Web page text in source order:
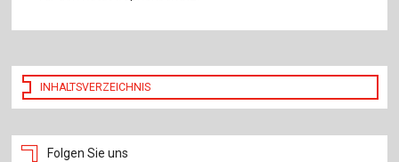
INHALTSVERZEICHNIS
Folgen Sie uns